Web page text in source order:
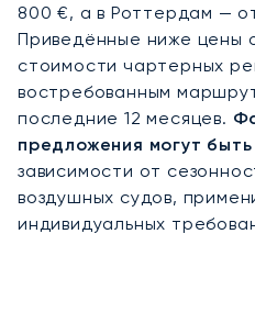
800 €, а в Роттердам —
Приведённые ниже цены
стоимости чартерных
востребованным
последние 12 месяцев.
предложения могут
зависимости от
воздушных судов,
индивидуальных